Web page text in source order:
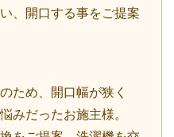
、開口する事をご提案
ため、開口幅が狭く
みだったお施主様。